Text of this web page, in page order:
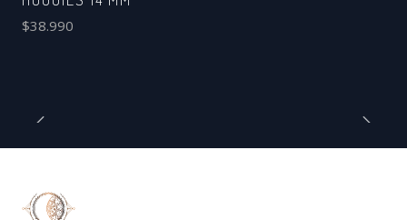
$38.990